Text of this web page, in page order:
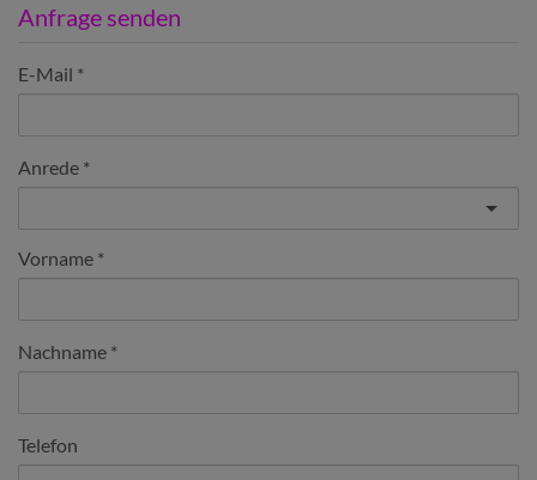
Anfrage senden
E-Mail
Anrede
Vorname
Nachname
Telefon